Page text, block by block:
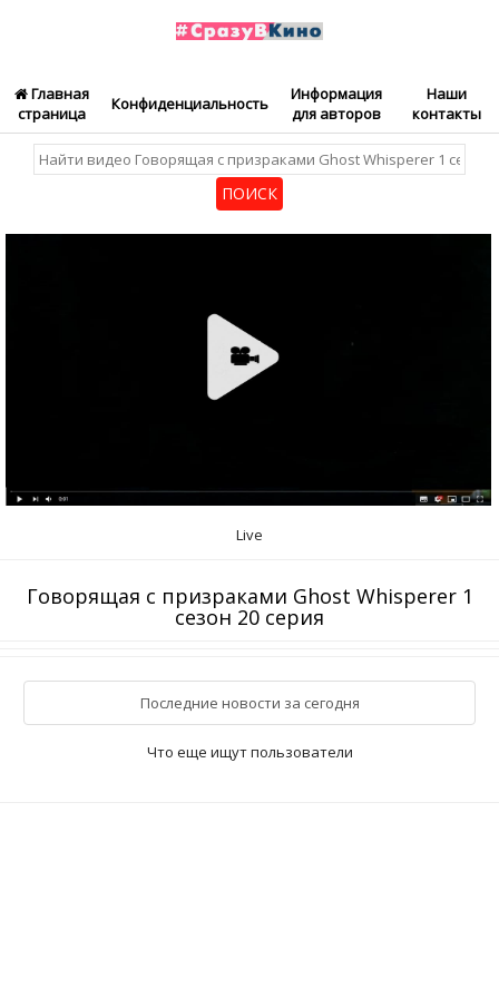
Главная
страница
Конфиденциальность
Информация
для авторов
Наши
контакты
Live
Говорящая с призраками Ghost Whisperer 1
сезон 20 серия
Последние новости за сегодня
Что еще ищут пользователи